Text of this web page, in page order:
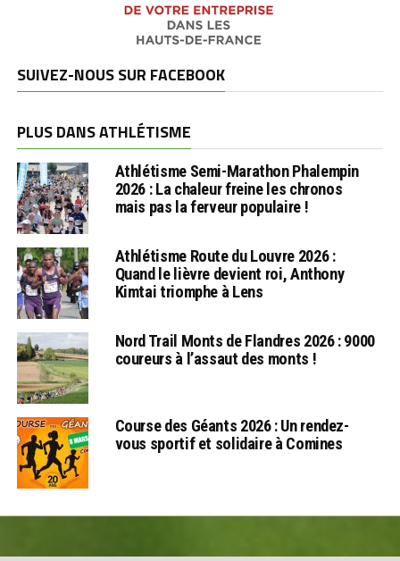
SUIVEZ-NOUS SUR FACEBOOK
PLUS DANS ATHLÉTISME
Athlétisme Semi-Marathon Phalempin
2026 : La chaleur freine les chronos
mais pas la ferveur populaire !
Athlétisme Route du Louvre 2026 :
Quand le lièvre devient roi, Anthony
Kimtai triomphe à Lens
Nord Trail Monts de Flandres 2026 : 9000
coureurs à l’assaut des monts !
Course des Géants 2026 : Un rendez-
vous sportif et solidaire à Comines